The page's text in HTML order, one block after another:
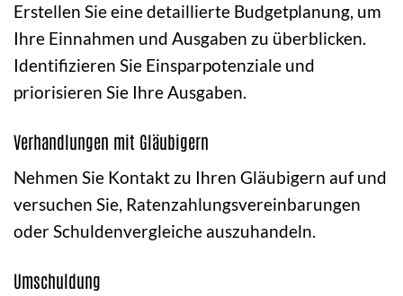
Erstellen Sie eine detaillierte Budgetplanung, um
Ihre Einnahmen und Ausgaben zu überblicken.
Identifizieren Sie Einsparpotenziale und
priorisieren Sie Ihre Ausgaben.
Verhandlungen mit Gläubigern
Nehmen Sie Kontakt zu Ihren Gläubigern auf und
versuchen Sie, Ratenzahlungsvereinbarungen
oder Schuldenvergleiche auszuhandeln.
Umschuldung